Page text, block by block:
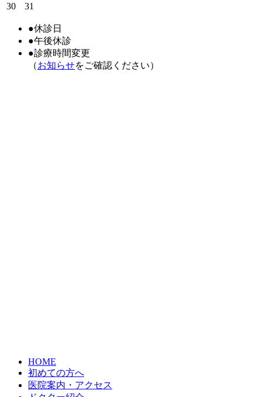
30
31
●休診日
●午後休診
●診療時間変更
（お知らせをご確認ください）
HOME
初めての方へ
医院案内・アクセス